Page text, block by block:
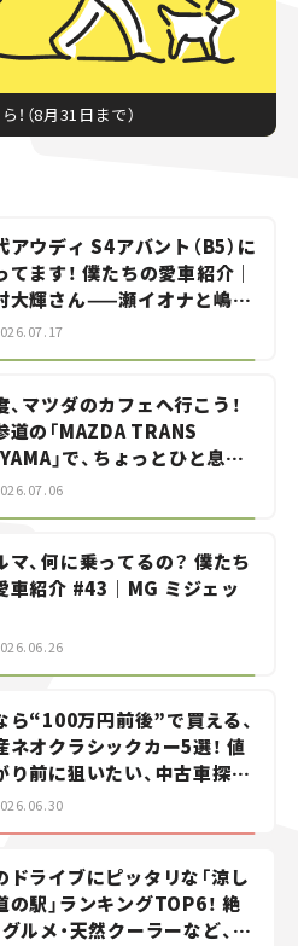
！（8月31日まで）
アウディ S4アバント（B5）に
てます！ 僕たちの愛車紹介｜
大輝さん——瀬イオナと嶋田
の「クルマでざっくばらんば
、マツダのカフェへ行こう！
道の「MAZDA TRANS
」で、ちょっとひと息。
載｜CCGとクルマでどうす
マ、何に乗ってるの？ 僕たち
車紹介 #43｜MG ミジェッ
ら“100万円前後”で買える、
ネオクラシックカー5選！ 値
り前に狙いたい、中古車探し
手伝い――ちょっとイケてるマ
ドライブにピッタリな「涼し
の駅」ランキングTOP6！ 絶
グルメ・天然クーラーなど、避